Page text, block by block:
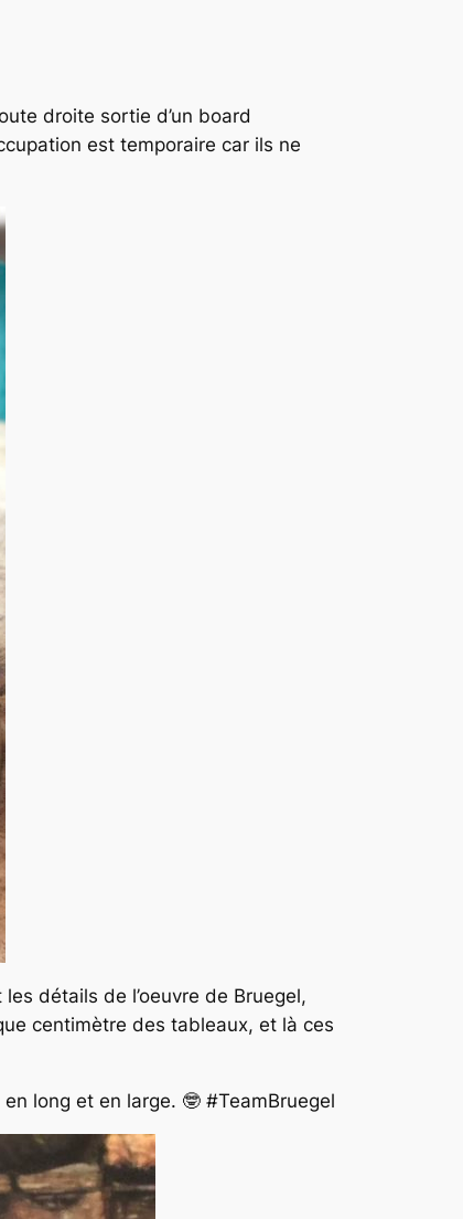
droite sortie d’un board
est temporaire car ils ne
détails de l’oeuvre de Bruegel,
centimètre des tableaux, et là ces
long et en large. 🤓 #TeamBruegel